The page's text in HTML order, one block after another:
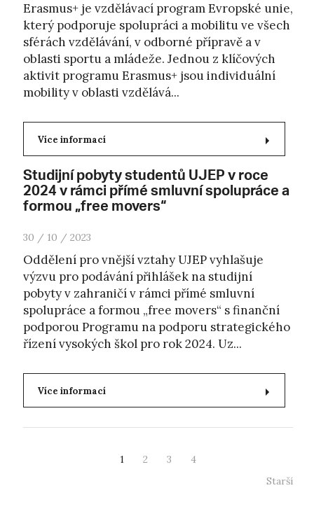
Erasmus+ je vzdělávací program Evropské unie,
který podporuje spolupráci a mobilitu ve všech
sférách vzdělávání, v odborné přípravě a v
oblasti sportu a mládeže. Jednou z klíčových
aktivit programu Erasmus+ jsou individuální
mobility v oblasti vzdělává...
Více informací
Studijní pobyty studentů UJEP v roce
2024 v rámci přímé smluvní spolupráce a
formou „free movers“
30 / 10 / 2023
Oddělení pro vnější vztahy UJEP vyhlašuje
výzvu pro podávání přihlášek na studijní
pobyty v zahraničí v rámci přímé smluvní
spolupráce a formou „free movers“ s finanční
podporou Programu na podporu strategického
řízení vysokých škol pro rok 2024. Uz...
Více informací
1 2 3
4
Starší